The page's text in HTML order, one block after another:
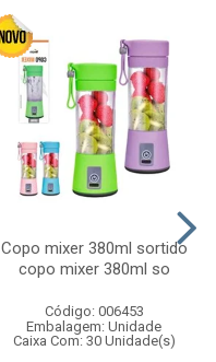
Copo mixer 380ml sortido
copo mixer 380ml so
Código: 006453
Embalagem: Unidade
Caixa Com: 30 Unidade(s)